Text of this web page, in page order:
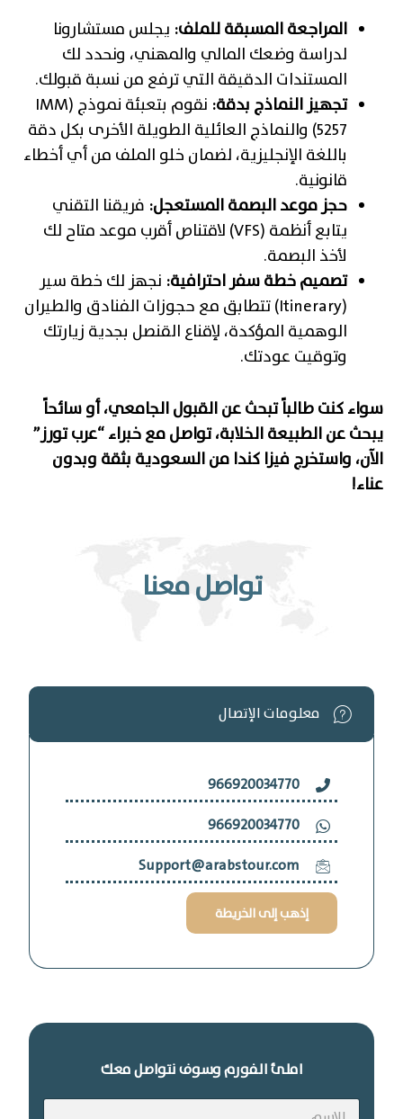
المراجعة المسبقة للملف: يجلس مستشارونا
لدراسة وضعك المالي والمهني، ونحدد لك
المستندات الدقيقة التي ترفع من نسبة قبولك.
تجهيز النماذج بدقة:
نقوم بتعبئة نموذج (IMM
5257) والنماذج العائلية الطويلة الأخرى بكل دقة
باللغة الإنجليزية، لضمان خلو الملف من أي أخطاء
قانونية.
حجز موعد البصمة المستعجل: فريقنا التقني
يتابع أنظمة (VFS) لاقتناص أقرب موعد متاح لك
لأخذ البصمة.
تصميم خطة سفر احترافية: نجهز لك خطة سير
(Itinerary) تتطابق مع حجوزات الفنادق والطيران
الوهمية المؤكدة، لإقناع القنصل بجدية زيارتك
وتوقيت عودتك.
سواء كنت طالباً تبحث عن القبول الجامعي، أو سائحاً
يبحث عن الطبيعة الخلابة، تواصل مع خبراء “عرب تورز”
الآن، واستخرج فيزا كندا من السعودية بثقة وبدون
عناء!
تواصل معنا
معلومات الإتصال
966920034770
966920034770
Support@arabstour.com
إذهب إلى الخريطة
املئ الفورم وسوف نتواصل معك